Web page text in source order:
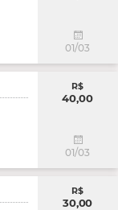
01/03
R$
40,00
01/03
R$
30,00